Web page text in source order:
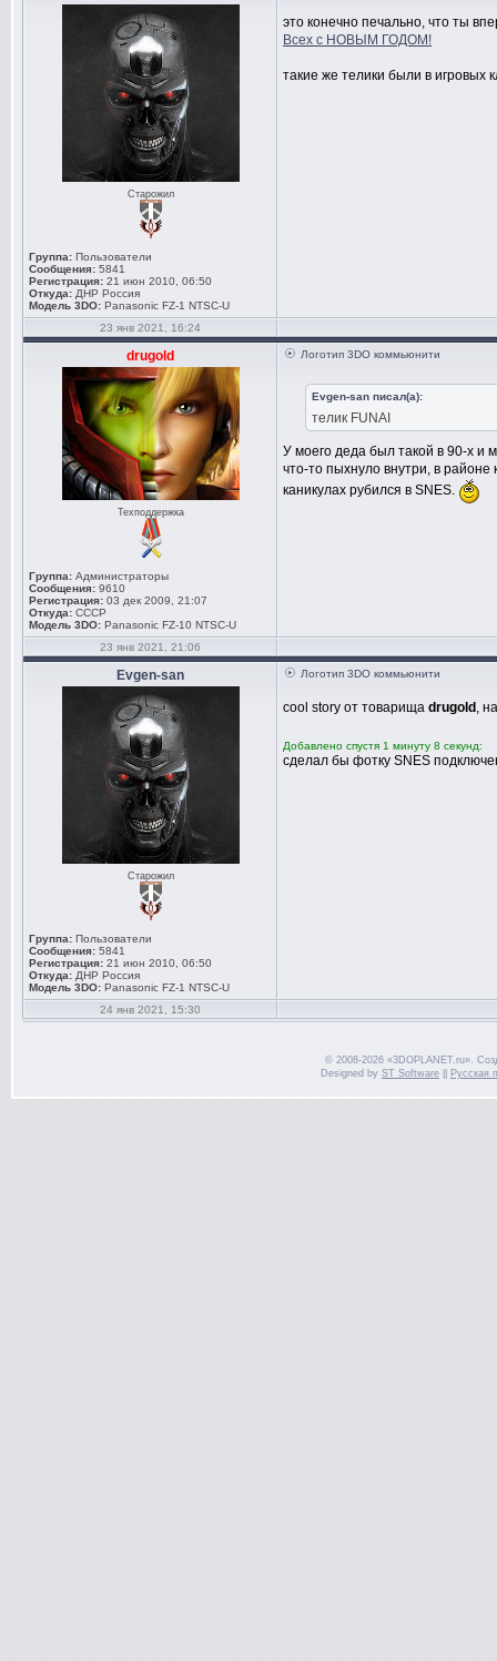
Старожил
Группа: Пользователи
Сообщения: 5841
Регистрация: 21 июн 2010, 06:50
Откуда: ДНР Россия
Модель 3DO: Panasonic FZ-1 NTSC-U
это конечно печально, что ты
Всех с НОВЫМ ГОДОМ!
такие же телики были в игровых
23 янв 2021, 16:24
drugold
Техподдержка
Группа: Администраторы
Сообщения: 9610
Регистрация: 03 дек 2009, 21:07
Откуда: СССР
Модель 3DO: Panasonic FZ-10 NTSC-U
Логотип 3DO коммьюнити
Evgen-san писал(а):
телик FUNAI
У моего деда был такой в 90-х и
что-то пыхнуло внутри, в
каникулах рубился в SNES.
23 янв 2021, 21:06
Evgen-san
Старожил
Группа: Пользователи
Сообщения: 5841
Регистрация: 21 июн 2010, 06:50
Откуда: ДНР Россия
Модель 3DO: Panasonic FZ-1 NTSC-U
Логотип 3DO коммьюнити
cool story от товарища drugold ,
Добавлено спустя 1 минуту 8 секунд:
сделал бы фотку SNES
24 янв 2021, 15:30
© 2008-2026 «3DOPLANET.ru».
Designed by ST Software Русская